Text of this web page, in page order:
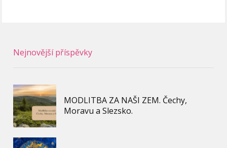
Nejnovější příspěvky
MODLITBA ZA NAŠI ZEM. Čechy,
Moravu a Slezsko.